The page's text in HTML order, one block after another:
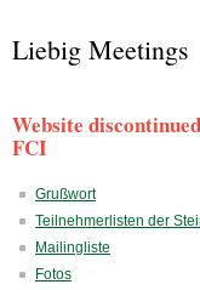
Liebig Meetings
Website
FCI
Grußwort
Teilnehmerlisten der
Mailingliste
Fotos